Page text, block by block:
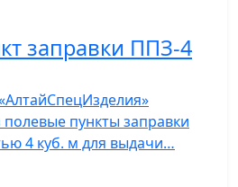
заправки ППЗ-4
полевые пункты заправки
4 куб. м для выдачи…